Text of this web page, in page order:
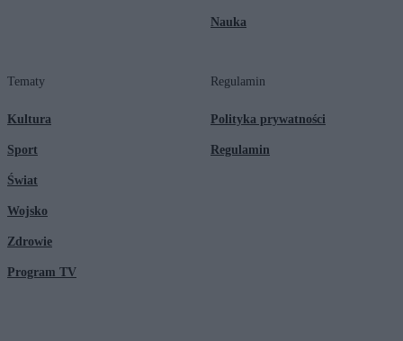
Nauka
Tematy
Kultura
Sport
Świat
Wojsko
Zdrowie
Program TV
Regulamin
Polityka prywatności
Regulamin